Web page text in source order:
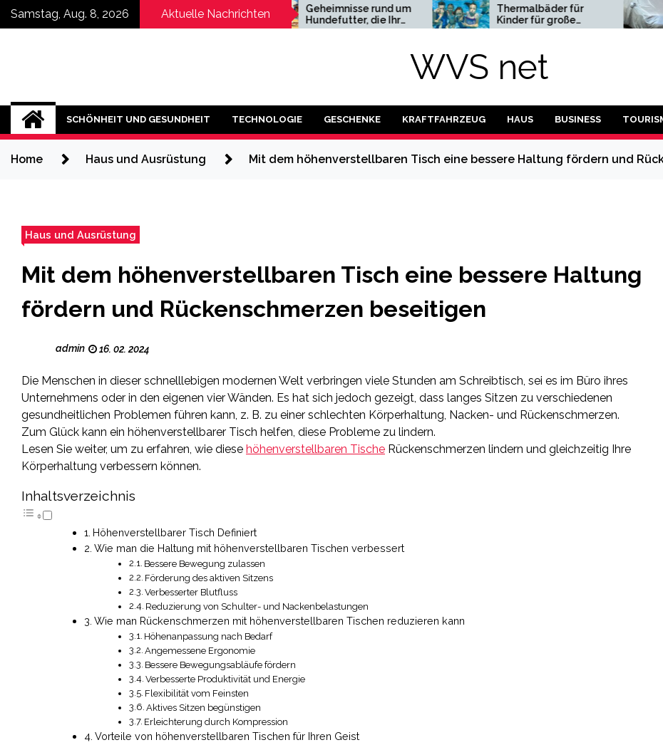
SkipSamstag, Aug. 8, 2026 Aktuelle Nachrichten
Hochzeitsfotograf
Šibenik
Geheimnisse rund um
Hundefutter, die Ihr
kluger Hund versteht
Thermalbäder für
Kinder für große
Abenteuer
als
WVS net
SCHÖNHEIT UND GESUNDHEIT TECHNOLOGIE GESCHENKE KRAFTFAHRZEUG HAUS BUSINESS
Home Haus und Ausrüstung Mit dem höhenverstellbaren Tisch eine bessere Haltung fördern und
Haus und Ausrüstung
Mit dem höhenverstellbaren Tisch eine bessere Haltung
fördern und Rückenschmerzen beseitigen
admin 16. 02. 2024
Die Menschen in dieser schnelllebigen modernen Welt verbringen viele Stunden am Schreibtisch, sei es im Büro ihres
Unternehmens oder in den eigenen vier Wänden. Es hat sich jedoch gezeigt, dass langes Sitzen zu verschiedenen
gesundheitlichen Problemen führen kann, z. B. zu einer schlechten Körperhaltung, Nacken- und Rückenschmerzen.
Zum Glück kann ein höhenverstellbarer Tisch helfen, diese Probleme zu lindern.
Lesen Sie weiter, um zu erfahren, wie diese höhenverstellbaren Tische Rückenschmerzen lindern und gleichzeitig Ihre
Körperhaltung verbessern können.
Inhaltsverzeichnis
Höhenverstellbarer Tisch Definiert
Wie man die Haltung mit höhenverstellbaren Tischen verbessert
Bessere Bewegung zulassen
Förderung des aktiven Sitzens
Verbesserter Blutfluss
Reduzierung von Schulter- und Nackenbelastungen
Wie man Rückenschmerzen mit höhenverstellbaren Tischen reduzieren kann
Höhenanpassung nach Bedarf
Angemessene Ergonomie
Bessere Bewegungsabläufe fördern
Verbesserte Produktivität und Energie
Flexibilität vom Feinsten
Aktives Sitzen begünstigen
Erleichterung durch Kompression
Vorteile von höhenverstellbaren Tischen für Ihren Geist